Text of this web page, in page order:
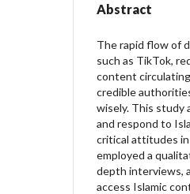
Abstract
The rapid flow of
such as TikTok,
content
credible
wisely. This study
and respond to
critical attitudes
employed a
depth interviews,
access Islamic